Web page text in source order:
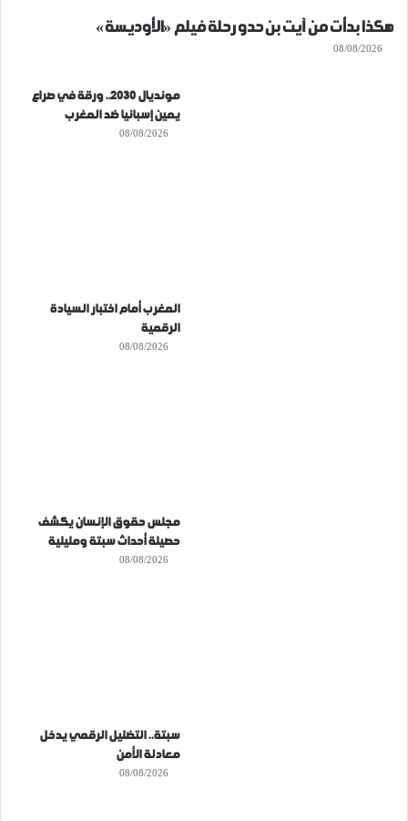
هكذا بدأت من آيت بن حدو رحلة فيلم «الأوديسة»
08/08/2026
مونديال 2030.. ورقة في صراع
يمين إسبانيا ضد المغرب
08/08/2026
المغرب أمام اختبار السيادة
الرقمية
08/08/2026
مجلس حقوق الإنسان يكشف
حصيلة أحداث سبتة ومليلية
08/08/2026
سبتة.. التضليل الرقمي يدخل
معادلة الأمن
08/08/2026